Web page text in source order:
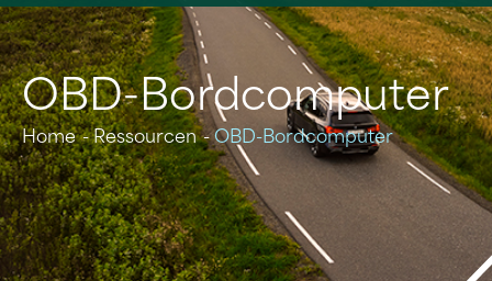
OBD-Bordcomputer
Home Ressourcen OBD-Bordcomputer